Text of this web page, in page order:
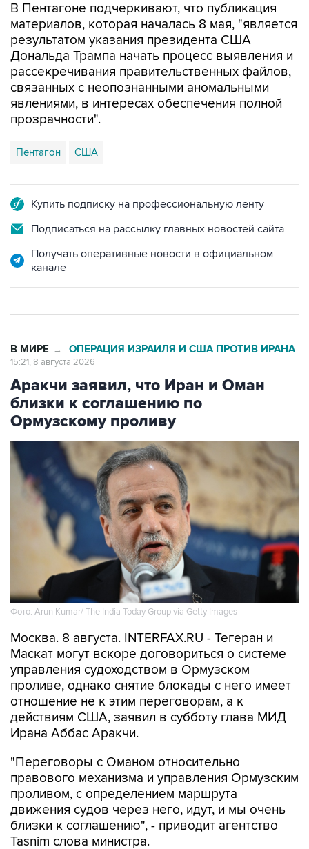
В Пентагоне подчеркивают, что публикация
материалов, которая началась 8 мая, "является
результатом указания президента США
Дональда Трампа начать процесс выявления и
рассекречивания правительственных файлов,
связанных с неопознанными аномальными
явлениями, в интересах обеспечения полной
прозрачности".
Пентагон США
Купить подписку на профессиональную ленту
Подписаться на рассылку главных новостей сайта
Получать оперативные новости в официальном
канале
В МИРЕ → ОПЕРАЦИЯ ИЗРАИЛЯ И США ПРОТИВ ИРАНА
15:21, 8 августа 2026
Аракчи заявил, что Иран и Оман
близки к соглашению по
Ормузскому проливу
Фото: Arun Kumar/ The India Today Group via Getty Images
Москва. 8 августа. INTERFAX.RU - Тегеран и
Маскат могут вскоре договориться о системе
управления судоходством в Ормузском
проливе, однако снятие блокады с него имеет
отношение не к этим переговорам, а к
действиям США, заявил в субботу глава МИД
Ирана Аббас Аракчи.
"Переговоры с Оманом относительно
правового механизма и управления Ормузским
проливом, с определением маршрута
движения судов через него, идут, и мы очень
близки к соглашению", - приводит агентство
Tasnim слова министра.